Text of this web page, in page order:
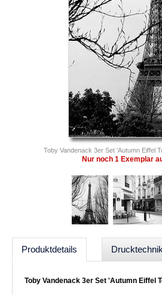
Toby Vandenack 3er Set 'Autumn Eiffel
Nur noch 1 Exemplar
Produktdetails Drucktechnik
Toby Vandenack 3er Set 'Autumn Eiffel